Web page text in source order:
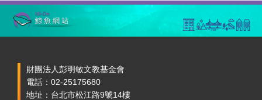
財團法人彭明敏文教基金會
電話：02-25175680
地址：台北市松江路9號14樓